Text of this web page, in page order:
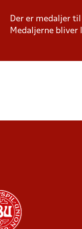
Der er medaljer
Medaljerne